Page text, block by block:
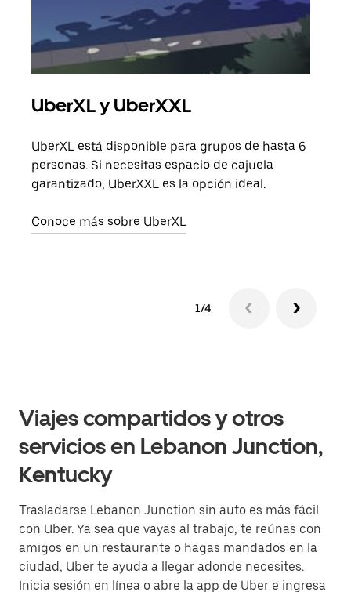
UberXL y UberXXL
UberXL está disponible para grupos de hasta 6
personas. Si necesitas espacio de cajuela
garantizado, UberXXL es la opción ideal.
Conoce más sobre UberXL
1/4
Viajes compartidos y otros
servicios en Lebanon Junction,
Kentucky
Trasladarse Lebanon Junction sin auto es más fácil
con Uber. Ya sea que vayas al trabajo, te reúnas con
amigos en un restaurante o hagas mandados en la
ciudad, Uber te ayuda a llegar adonde necesites.
Inicia sesión en línea o abre la app de Uber e ingresa